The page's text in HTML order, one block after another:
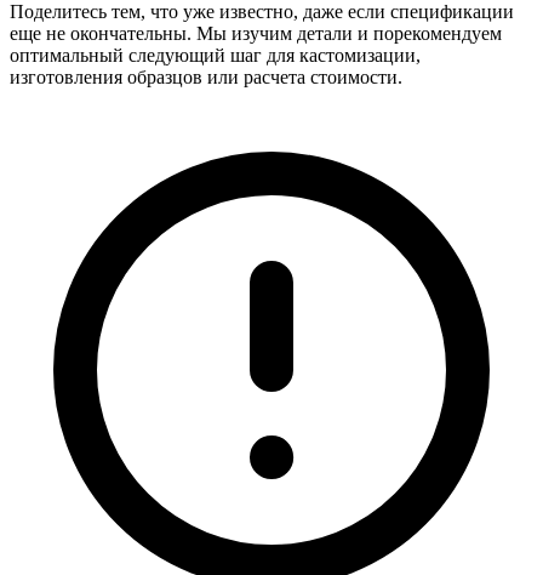
Поделитесь тем, что уже известно, даже если спецификации
еще не окончательны. Мы изучим детали и порекомендуем
оптимальный следующий шаг для кастомизации,
изготовления образцов или расчета стоимости.